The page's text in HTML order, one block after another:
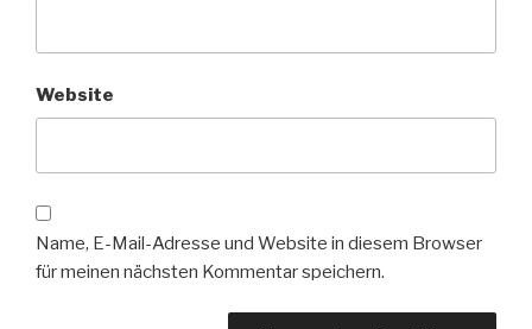
Website
Name, E-Mail-Adresse und Website in diesem Browser
für meinen nächsten Kommentar speichern.